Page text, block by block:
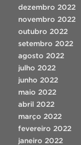
dezembro 2022
novembro 2022
outubro 2022
setembro 2022
agosto 2022
julho 2022
junho 2022
maio 2022
abril 2022
março 2022
fevereiro 2022
janeiro 2022